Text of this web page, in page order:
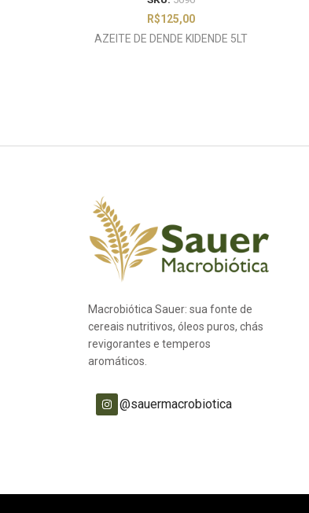
R$125,00
AZEITE DE DENDE KIDENDE 5LT
Macrobiótica Sauer: sua fonte de
cereais nutritivos, óleos puros, chás
revigorantes e temperos
aromáticos.
@sauermacrobiotica